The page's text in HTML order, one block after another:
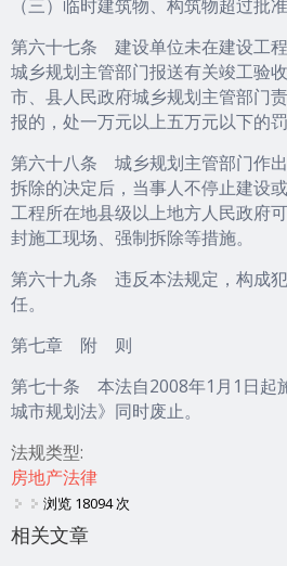
（三）临时建筑物、构筑物超过批
第六十七条 建设单位未在建设工
城乡规划主管部门报送有关竣工验
市、县人民政府城乡规划主管部门
报的，处一万元以上五万元以下的罚
第六十八条 城乡规划主管部门作
拆除的决定后，当事人不停止建设
工程所在地县级以上地方人民政府
封施工现场、强制拆除等措施。
第六十九条 违反本法规定，构成
任。
第七章 附 则
第七十条 本法自2008年1月1日起
城市规划法》同时废止。
法规类型:
房地产法律
浏览 18094 次
相关文章